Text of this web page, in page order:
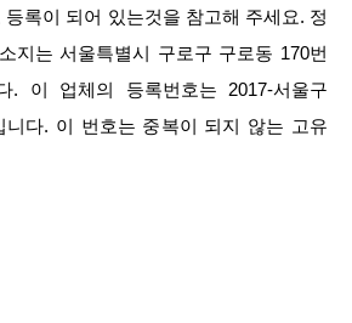
록이 되어 있는것을 참고해 주세요. 정
지는 서울특별시 구로구 구로동 170번
. 이 업체의 등록번호는 2017-서울구
니다. 이 번호는 중복이 되지 않는 고유